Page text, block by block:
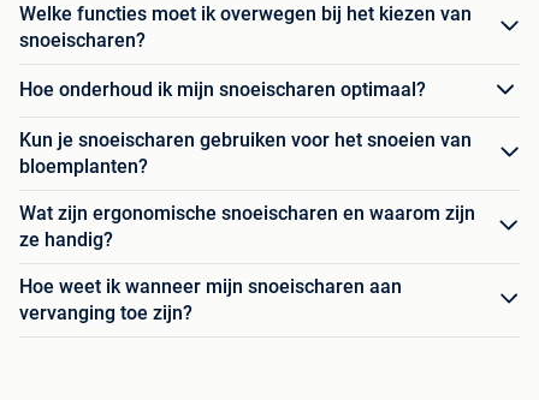
Welke functies moet ik overwegen bij het kiezen van
snoeischaren?
Hoe onderhoud ik mijn snoeischaren optimaal?
Kun je snoeischaren gebruiken voor het snoeien van
bloemplanten?
Wat zijn ergonomische snoeischaren en waarom zijn
ze handig?
Hoe weet ik wanneer mijn snoeischaren aan
vervanging toe zijn?